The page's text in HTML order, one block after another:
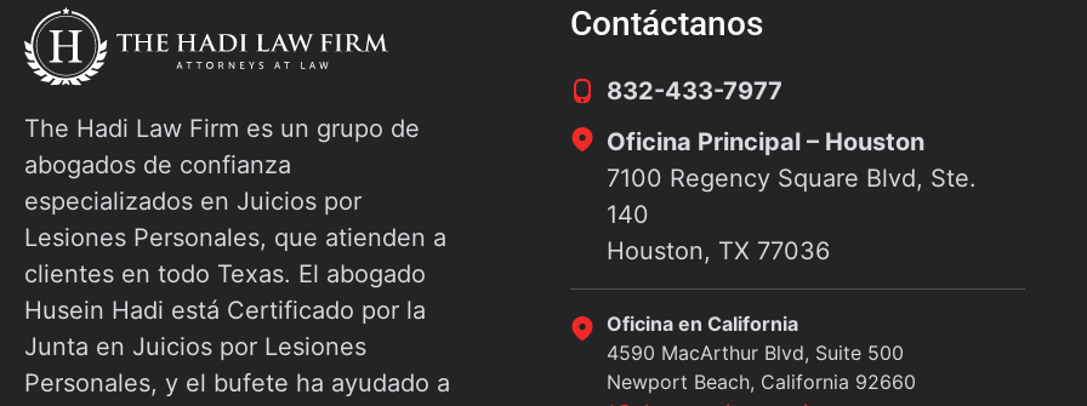
accidente
Este
The Hadi Law Firm es un grupo de
abogados de confianza
especializados en Juicios por
Lesiones Personales, que atienden a
clientes en todo Texas. El abogado
Husein Hadi está Certificado por la
Junta en Juicios por Lesiones
Personales, y el bufete ha ayudado a
Contáctanos
832-433-7977
Oficina Principal – Houston
7100 Regency Square Blvd, Ste.
140
Houston, TX 77036
Oficina en California
4590 MacArthur Blvd, Suite 500
Newport Beach, California 92660